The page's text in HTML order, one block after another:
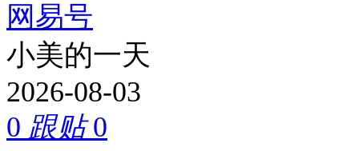
网易号
小美的一天
2026-08-03
0 跟贴0